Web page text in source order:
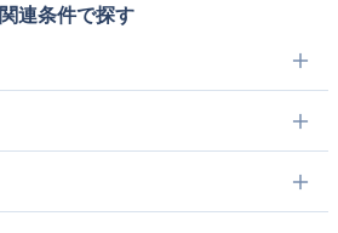
関連条件で探す